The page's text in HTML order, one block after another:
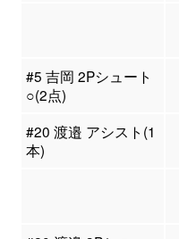
#5 吉岡 2Pシュート
○(2点)
#20 渡邉 アシスト(1
本)